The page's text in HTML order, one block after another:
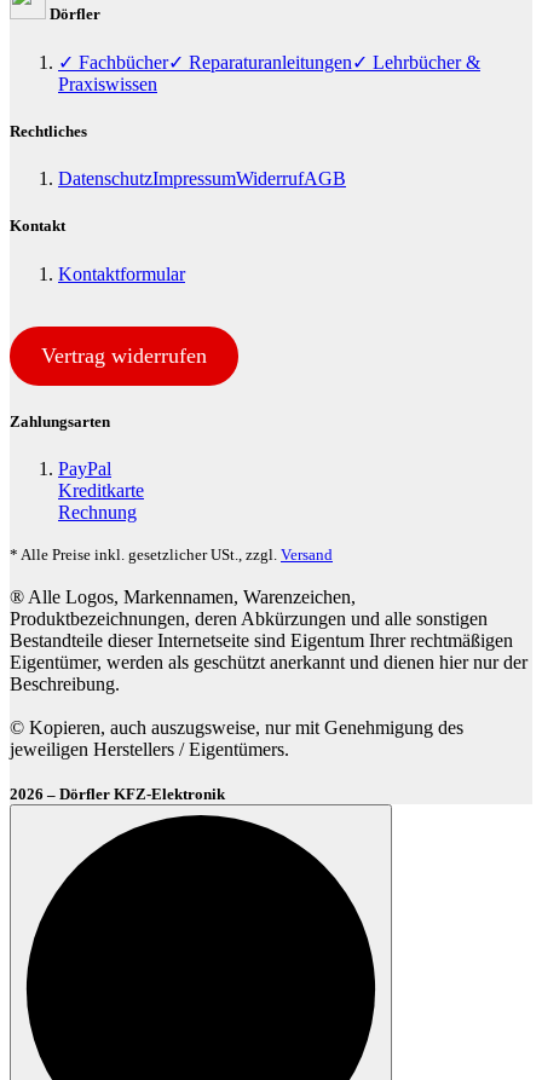
Dörfler
✓ Fachbücher✓ Reparaturanleitungen✓ Lehrbücher &
Praxiswissen
Rechtliches
DatenschutzImpressumWiderrufAGB
Kontakt
Kontaktformular
Vertrag widerrufen
Zahlungsarten
PayPal
Kreditkarte
Rechnung
* Alle Preise inkl. gesetzlicher USt., zzgl. Versand
® Alle Logos, Markennamen, Warenzeichen,
Produktbezeichnungen, deren Abkürzungen und alle sonstigen
Bestandteile dieser Internetseite sind Eigentum Ihrer rechtmäßigen
Eigentümer, werden als geschützt anerkannt und dienen hier nur der
Beschreibung.
© Kopieren, auch auszugsweise, nur mit Genehmigung des
jeweiligen Herstellers / Eigentümers.
2026 – Dörfler KFZ-Elektronik